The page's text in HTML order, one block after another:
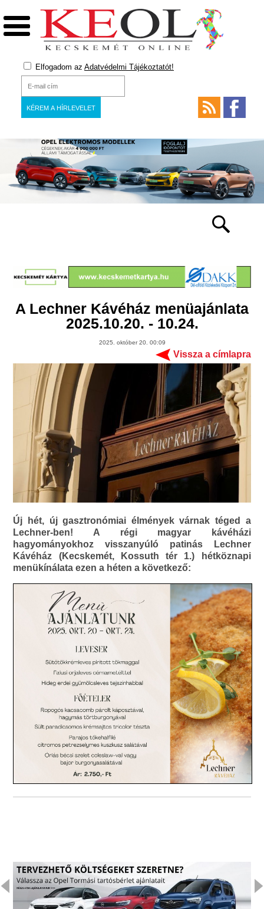
Elfogadom az Adatvédelmi Tájékoztatót!
A Lechner Kávéház menüajánlata
2025.10.20. - 10.24.
2025. október 20. 00:09
Vissza a címlapra
Új hét, új gasztronómiai élmények várnak téged a
Lechner-ben! A régi magyar kávéházi
hagyományokhoz visszanyúló patinás Lechner
Kávéház (Kecskemét, Kossuth tér 1.) hétköznapi
menükínálata ezen a héten a következő: